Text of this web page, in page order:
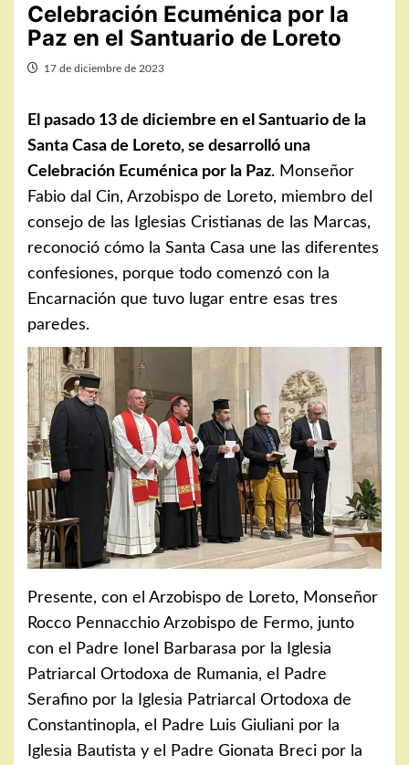
Celebración Ecuménica por la
Paz en el Santuario de Loreto
17 de diciembre de 2023
El pasado 13 de diciembre en el Santuario de la
Santa Casa de Loreto, se desarrolló una
Celebración Ecuménica por la Paz. Monseñor
Fabio dal Cin, Arzobispo de Loreto, miembro del
consejo de las Iglesias Cristianas de las Marcas,
reconoció cómo la Santa Casa une las diferentes
confesiones, porque todo comenzó con la
Encarnación que tuvo lugar entre esas tres
paredes.
Presente, con el Arzobispo de Loreto, Monseñor
Rocco Pennacchio Arzobispo de Fermo, junto
con el Padre Ionel Barbarasa por la Iglesia
Patriarcal Ortodoxa de Rumania, el Padre
Serafino por la Iglesia Patriarcal Ortodoxa de
Constantinopla, el Padre Luis Giuliani por la
Iglesia Bautista y el Padre Gionata Breci por la